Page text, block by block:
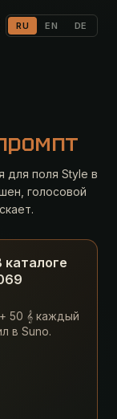
RU EN DE
для поля Style в
голосовой
каталоге
+ 50 𝄞 каждый
в Suno.